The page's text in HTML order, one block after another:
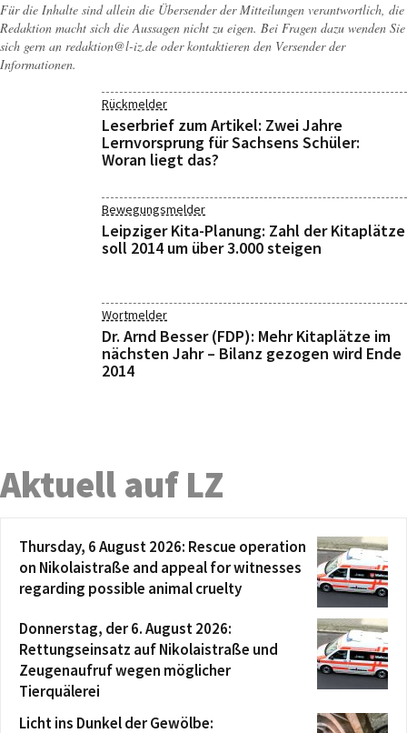
Für die Inhalte sind allein die Übersender der Mitteilungen verantwortlich, die
Redaktion macht sich die Aussagen nicht zu eigen. Bei Fragen dazu wenden Sie
sich gern an redaktion@l-iz.de oder kontaktieren den Versender der
Informationen.
Rückmelder
Leserbrief zum Artikel: Zwei Jahre
Lernvorsprung für Sachsens Schüler:
Woran liegt das?
Bewegungsmelder
Leipziger Kita-Planung: Zahl der Kitaplätze
soll 2014 um über 3.000 steigen
Wortmelder
Dr. Arnd Besser (FDP): Mehr Kitaplätze im
nächsten Jahr – Bilanz gezogen wird Ende
2014
Aktuell auf LZ
Thursday, 6 August 2026: Rescue operation
on Nikolaistraße and appeal for witnesses
regarding possible animal cruelty
Donnerstag, der 6. August 2026:
Rettungseinsatz auf Nikolaistraße und
Zeugenaufruf wegen möglicher
Tierquälerei
Licht ins Dunkel der Gewölbe: